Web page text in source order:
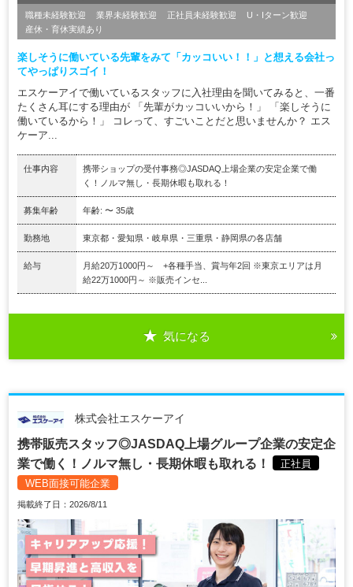
職種未経験歓迎 業界未経験歓迎 正社員未経験歓迎
U・Iターン歓迎
産休・育休実績あり
楽しそうに働いている先輩をみて「カッコいい！！」と想える会社っ
てやっぱりスゴイ！
エスケーアイで働いているスタッフに入社理由を聞いてみると、一番
たくさん耳にする理由が 「先輩がカッコいいから！」 「楽しそうに
働いているから！」 コレって、すごいことだと思いませんか？ エス
ケーア...
仕事内容
携帯ショップの受付事務◎JASDAQ上場企業の安定企業で働
く！ノルマ無し・長期休暇も取れる！
募集年齢 年齢: 〜 35歳
勤務地 東京都・愛知県・岐阜県・三重県・静岡県の各店舗
給与
月給20万1000円～ +各種手当、賞与年2回 ※東京エリアは月
給22万1000円～ ※販売インセ...
気になる
株式会社エスケーアイ
携帯販売スタッフ◎JASDAQ上場グループ企業の安定企
業で働く！ノルマ無し・長期休暇も取れる！
正社員
WEB面接可能企業
掲載終了日：2026/8/11